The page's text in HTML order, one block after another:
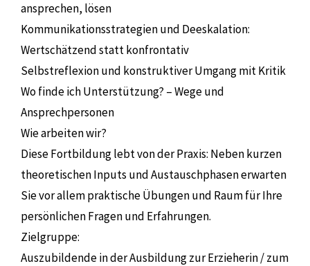
ansprechen, lösen
Kommunikationsstrategien und Deeskalation:
Wertschätzend statt konfrontativ
Selbstreflexion und konstruktiver Umgang mit Kritik
Wo finde ich Unterstützung? – Wege und
Ansprechpersonen
Wie arbeiten wir?
Diese Fortbildung lebt von der Praxis: Neben kurzen
theoretischen Inputs und Austauschphasen erwarten
Sie vor allem praktische Übungen und Raum für Ihre
persönlichen Fragen und Erfahrungen.
Zielgruppe:
Auszubildende in der Ausbildung zur Erzieherin / zum